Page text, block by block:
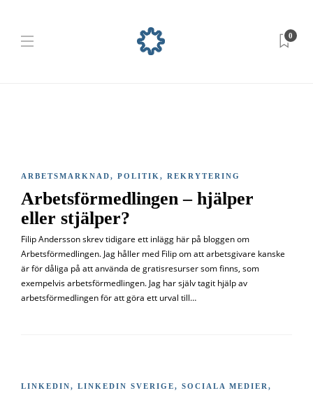
0
ARBETSMARKNAD, POLITIK , REKRYTERING
Arbetsförmedlingen – hjälper
eller stjälper?
Filip Andersson skrev tidigare ett inlägg här på bloggen om
Arbetsförmedlingen. Jag håller med Filip om att arbetsgivare kanske
är för dåliga på att använda de gratisresurser som finns, som
exempelvis arbetsförmedlingen. Jag har själv tagit hjälp av
arbetsförmedlingen för att göra ett urval till…
LINKEDIN, LINKEDIN SVERIGE, SOCIALA MEDIER ,